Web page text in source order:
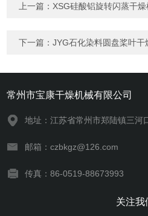
上一篇： XSG硅酸铝旋转闪蒸干燥
下一篇：JYG石化染料圆盘桨叶干
常州市宝康干燥机械有限公司
地址：江苏省常州市郑陆镇三河
邮箱：czbkgz@126.com
传真：86-0519-88673993
关注我